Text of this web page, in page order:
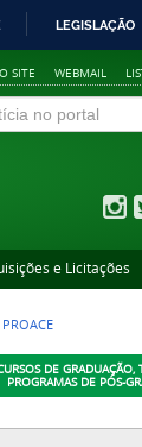
LEGISLAÇÃO
SITE WEBMAIL
e Licitações
PROACE
DE GRADUAÇÃO,
PROGRAMAS DE PÓS-